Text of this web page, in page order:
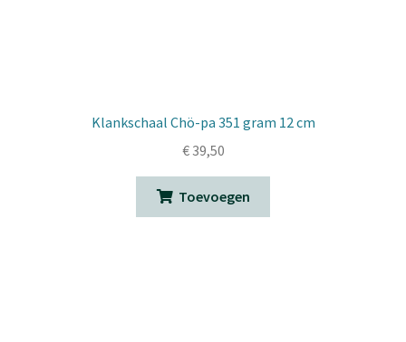
Klankschaal Chö-pa 351 gram 12 cm
€39,50
Toevoegen